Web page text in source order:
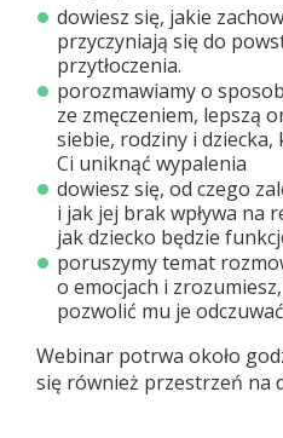
dowiesz się, jakie
przyczyniają się do
przytłoczenia.
porozmawiamy o
ze zmęczeniem, lepszą
siebie, rodziny i
Ci uniknąć wypalenia
dowiesz się, od czego
i jak jej brak wpływa na
jak dziecko będzie
poruszymy temat
o emocjach i
pozwolić mu je odczuwać
Webinar potrwa około
się również przestrzeń na